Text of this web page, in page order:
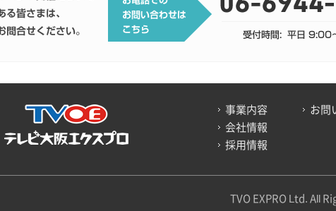
事業内容
会社情報
採用情報
お問
TVO EXPRO Ltd. All